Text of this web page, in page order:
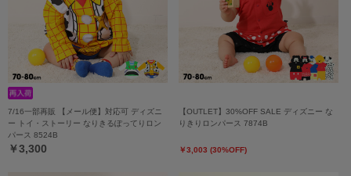
7/16一部再販 【メール便】対応可 ディズニ
ー トイ・ストーリー なりきるぽってりロン
パース 8524B
￥3,300
【OUTLET】30%OFF SALE ディズニー な
りきりロンパース 7874B
￥3,003 (30%OFF)